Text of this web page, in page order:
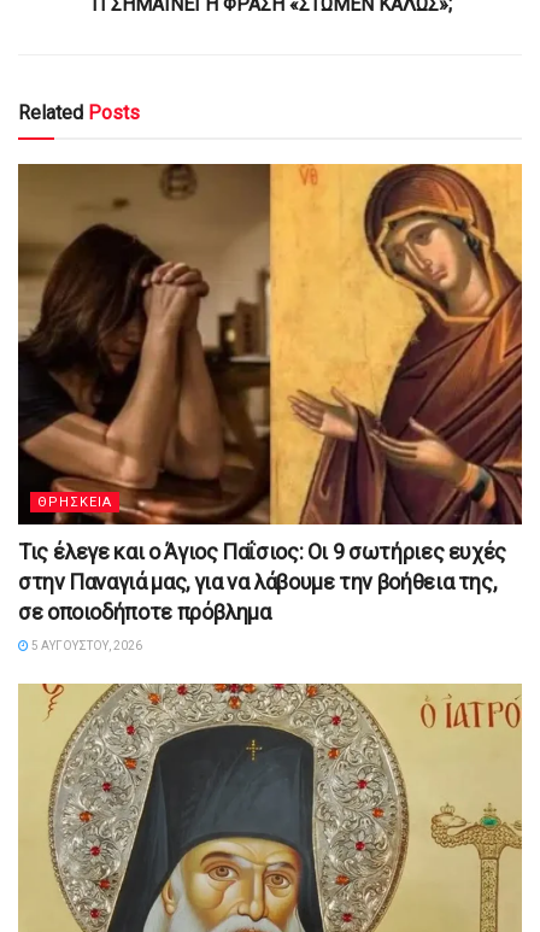
Related Posts
ΘΡΗΣΚΕΙΑ
Τις έλεγε και ο Άγιος Παΐσιος: Οι 9 σωτήριες ευχές
στην Παναγιά μας, για να λάβουμε την βοήθεια της,
σε οποιοδήποτε πρόβλημα
5 ΑΥΓΟΎΣΤΟΥ, 2026